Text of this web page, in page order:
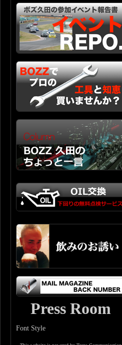
Press Room
Font Style